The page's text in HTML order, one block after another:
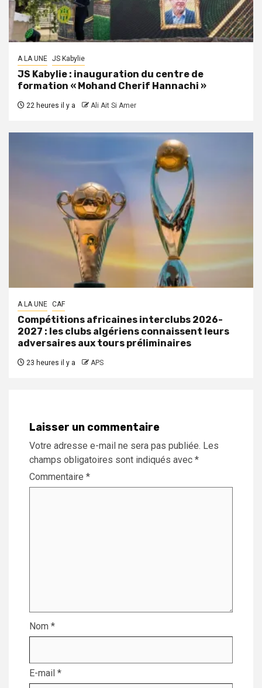
A LA UNE JS Kabylie
JS Kabylie : inauguration du centre de
formation « Mohand Cherif Hannachi »
22 heures il y a Ali Ait Si Amer
A LA UNE CAF
Compétitions africaines interclubs 2026-
2027 : les clubs algériens connaissent leurs
adversaires aux tours préliminaires
23 heures il y a APS
Laisser un commentaire
Votre adresse e-mail ne sera pas publiée. Les
champs obligatoires sont indiqués avec *
Commentaire *
Nom *
E-mail *